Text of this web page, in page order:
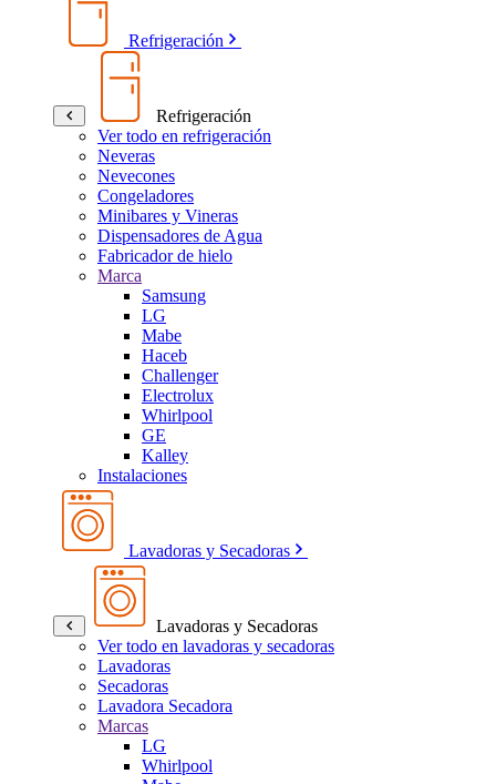
Refrigeración
Refrigeración
Ver todo en refrigeración
Neveras
Nevecones
Congeladores
Minibares y Vineras
Dispensadores de Agua
Fabricador de hielo
Marca
Samsung
LG
Mabe
Haceb
Challenger
Electrolux
Whirlpool
GE
Kalley
Instalaciones
Lavadoras y Secadoras
Lavadoras y Secadoras
Ver todo en lavadoras y secadoras
Lavadoras
Secadoras
Lavadora Secadora
Marcas
LG
Whirlpool